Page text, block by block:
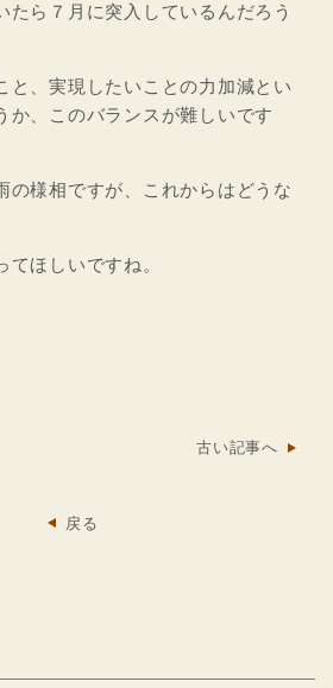
たら７月に突入しているんだろう
と、実現したいことの力加減とい
か、このバランスが難しいです
の様相ですが、これからはどうな
ほしいですね。
古い記事へ
戻る